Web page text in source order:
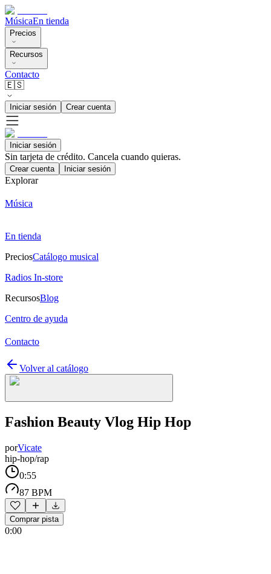
MúsicaEn tienda
Precios
Recursos
Contacto
🇪🇸
Iniciar sesión Crear cuenta
Iniciar sesión
Sin tarjeta de crédito. Cancela cuando quieras.
Crear cuenta Iniciar sesión
Explorar
Música
En tienda
PreciosCatálogo musical
Radios In-store
RecursosBlog
Centro de ayuda
Contacto
Volver al catálogo
Fashion Beauty Vlog Hip Hop
porVicate
hip-hop/rap
0:55
87 BPM
Comprar pista
0:00